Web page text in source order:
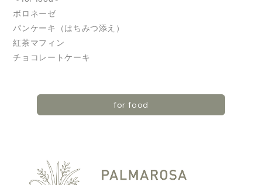
ボロネーゼ
パンケーキ（はちみつ添え）
紅茶マフィン
チョコレートケーキ
for food